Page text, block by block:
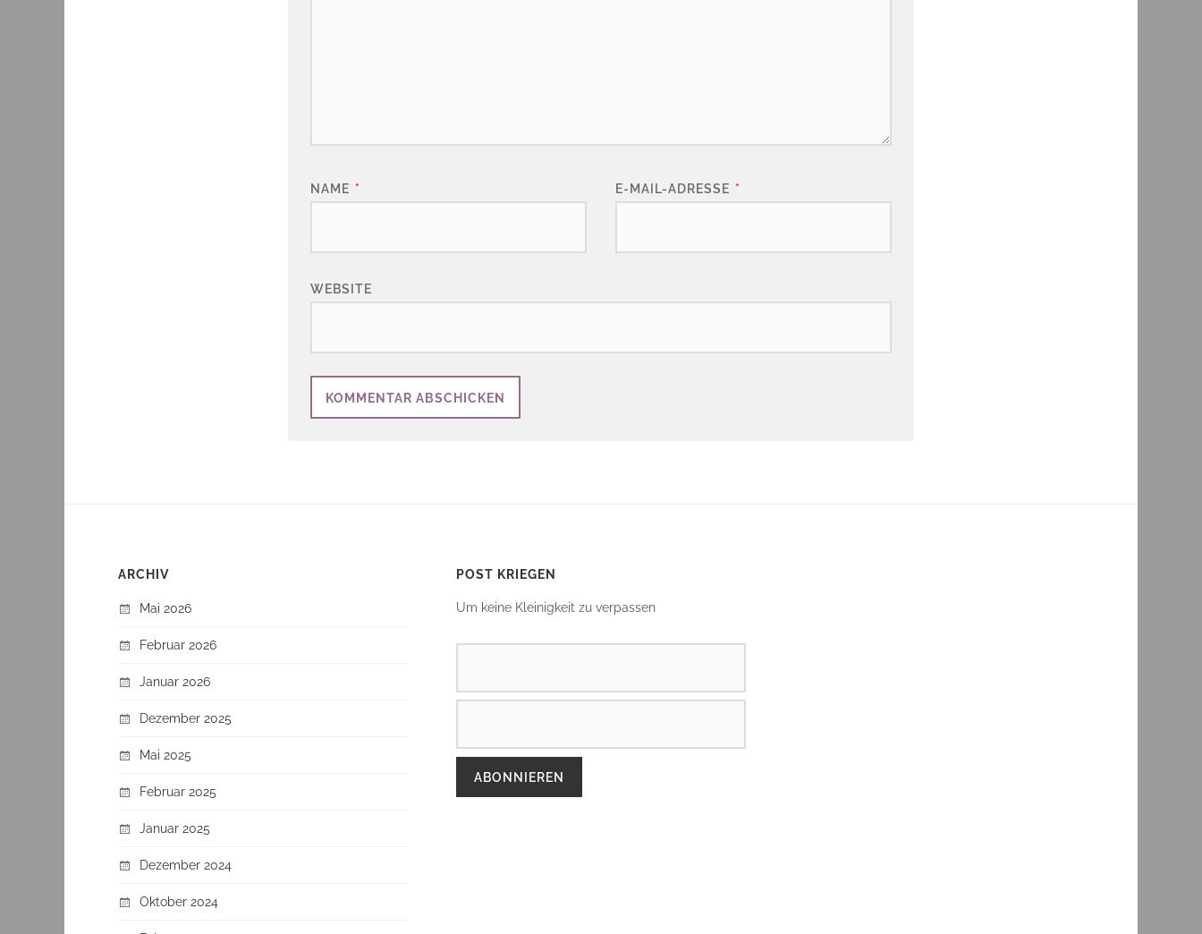
NAME * E-MAIL-ADRESSE *
WEBSITE
ARCHIV
Mai 2026
Februar 2026
Januar 2026
Dezember 2025
Mai 2025
Februar 2025
Januar 2025
Dezember 2024
Oktober 2024
POST KRIEGEN
Um keine Kleinigkeit zu verpassen